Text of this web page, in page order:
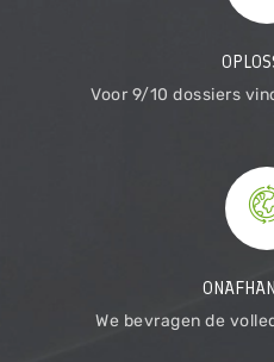
Voor 9/10 dossiers
We bevragen de